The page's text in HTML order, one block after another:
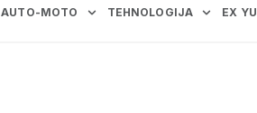
AUTO-MOTO TEHNOLOGIJA EX YU